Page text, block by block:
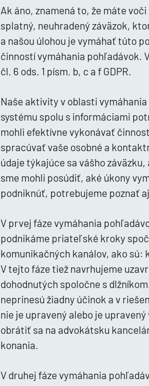
Ak áno, znamená to, že máte
splatný, neuhradený záväzok,
a našou úlohou je vymáhať túto
činností vymáhania pohľadávok.
čl. 6 ods. 1 písm. b, c a f GDPR.
Naše aktivity v oblasti
systému spolu s informáciami
mohli efektívne vykonávať
spracúvať vaše osobné a
údaje týkajúce sa vášho
sme mohli posúdiť, aké úkony
podniknúť, potrebujeme poznať
V prvej fáze vymáhania
podnikáme priateľské kroky
komunikačných kanálov, ako sú:
V tejto fáze tiež navrhujeme
dohodnutých spoločne s
neprinesú žiadny účinok a v
nie je upravený alebo je
obrátiť sa na advokátsku
konania.
V druhej fáze vymáhania